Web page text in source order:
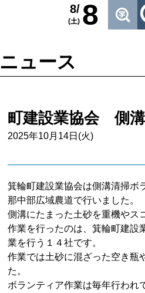
8
8/
(土)
ニュース
町建設業協会 側
2025年10月14日(火)
箕輪町建設業協会は側溝清掃ボ
那中部広域農道で行いました。
側溝にたまった土砂を重機やス
作業を行ったのは、箕輪町建設
業を行う１４社です。
作業では土砂に混ざった空き瓶
た。
ボランティア作業は毎年行われ